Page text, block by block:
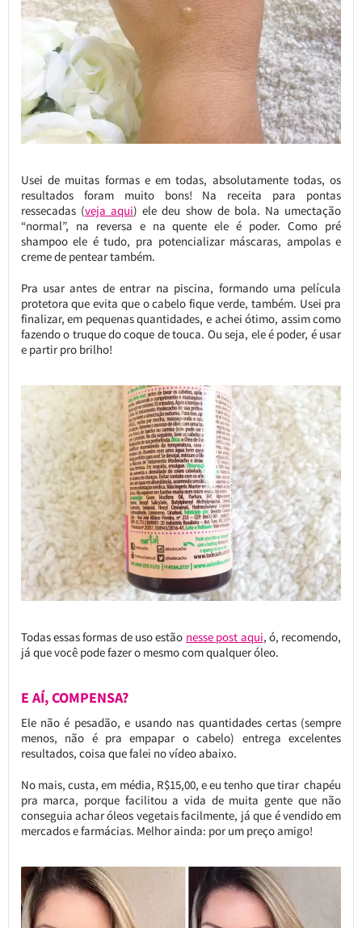
Usei de muitas formas e em todas, absolutamente todas, os
resultados foram muito bons! Na receita para pontas
ressecadas (veja aqui) ele deu show de bola. Na umectação
“normal”, na reversa e na quente ele é poder. Como pré
shampoo ele é tudo, pra potencializar máscaras, ampolas e
creme de pentear também.
Pra usar antes de entrar na piscina, formando uma película
protetora que evita que o cabelo fique verde, também. Usei pra
finalizar, em pequenas quantidades, e achei ótimo, assim como
fazendo o truque do coque de touca. Ou seja, ele é poder, é usar
e partir pro brilho!
Todas essas formas de uso estão nesse post aqui, ó, recomendo,
já que você pode fazer o mesmo com qualquer óleo.
E AÍ, COMPENSA?
Ele não é pesadão, e usando nas quantidades certas (sempre
menos, não é pra empapar o cabelo) entrega excelentes
resultados, coisa que falei no vídeo abaixo.
No mais, custa, em média, R$15,00, e eu tenho que tirar chapéu
pra marca, porque facilitou a vida de muita gente que não
conseguia achar óleos vegetais facilmente, já que é vendido em
mercados e farmácias. Melhor ainda: por um preço amigo!